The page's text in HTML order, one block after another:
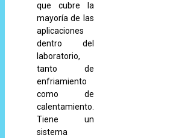
que cubre la
mayoría de las
aplicaciones
dentro del
laboratorio,
tanto de
enfriamiento
como de
calentamiento.
Tiene un
sistema